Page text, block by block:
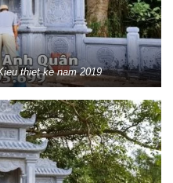
thiet ke nam 2019